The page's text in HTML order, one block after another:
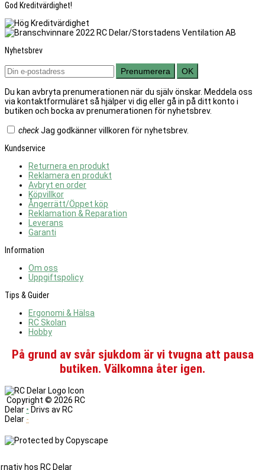
God Kreditvärdighet!
Nyhetsbrev
Prenumerera OK
Du kan avbryta prenumerationen när du själv önskar. Meddela oss
via kontaktformuläret så hjälper vi dig eller gå in på ditt konto i
butiken och bocka av prenumerationen för nyhetsbrev.
checkJag godkänner villkoren för nyhetsbrev.
Kundservice
Returnera en produkt
Reklamera en produkt
Avbryt en order
Köpvillkor
Ångerrätt/Öppet köp
Reklamation & Reparation
Leverans
Garanti
Information
Om oss
Uppgiftspolicy
Tips & Guider
Ergonomi & Hälsa
RC Skolan
Hobby
På grund av svår sjukdom är vi tvugna att pausa
butiken. Välkomna åter igen.
Copyright © 2026 RC
Delar • Drivs av RC
Delar -